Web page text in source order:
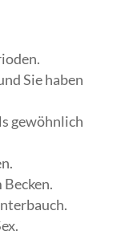
Sie haben
gewöhnlich